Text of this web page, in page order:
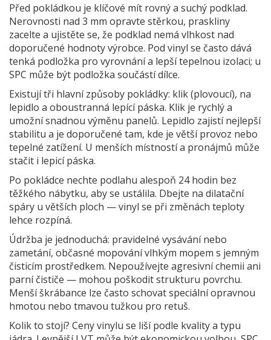
Před pokládkou je klíčové mít rovný a suchý podklad.
Nerovnosti nad 3 mm opravte stěrkou, praskliny
zacelte a ujistěte se, že podklad nemá vlhkost nad
doporučené hodnoty výrobce. Pod vinyl se často dává
tenká podložka pro vyrovnání a lepší tepelnou izolaci; u
SPC může být podložka součástí dílce.
Existují tři hlavní způsoby pokládky: klik (plovoucí), na
lepidlo a oboustranná lepící páska. Klik je rychlý a
umožní snadnou výměnu panelů. Lepidlo zajistí nejlepší
stabilitu a je doporučené tam, kde je větší provoz nebo
tepelné zatížení. U menších místností a pronájmů může
stačit i lepicí páska.
Po pokládce nechte podlahu alespoň 24 hodin bez
těžkého nábytku, aby se ustálila. Dbejte na dilatační
spáry u větších ploch — vinyl se při změnách teploty
lehce rozpíná.
Údržba je jednoduchá: pravidelné vysávání nebo
zametání, občasné mopování vlhkým mopem s jemným
čisticím prostředkem. Nepoužívejte agresivní chemii ani
parní čističe — mohou poškodit strukturu povrchu.
Menší škrábance lze často schovat speciální opravnou
hmotou nebo tmavou tužkou pro retuš.
Kolik to stojí? Ceny vinylu se liší podle kvality a typu